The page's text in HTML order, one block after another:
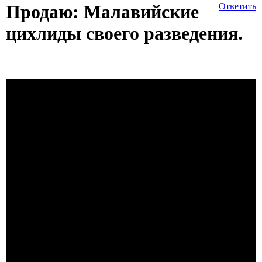
Ответить
Продаю: Малавийские
цихлиды своего разведения.